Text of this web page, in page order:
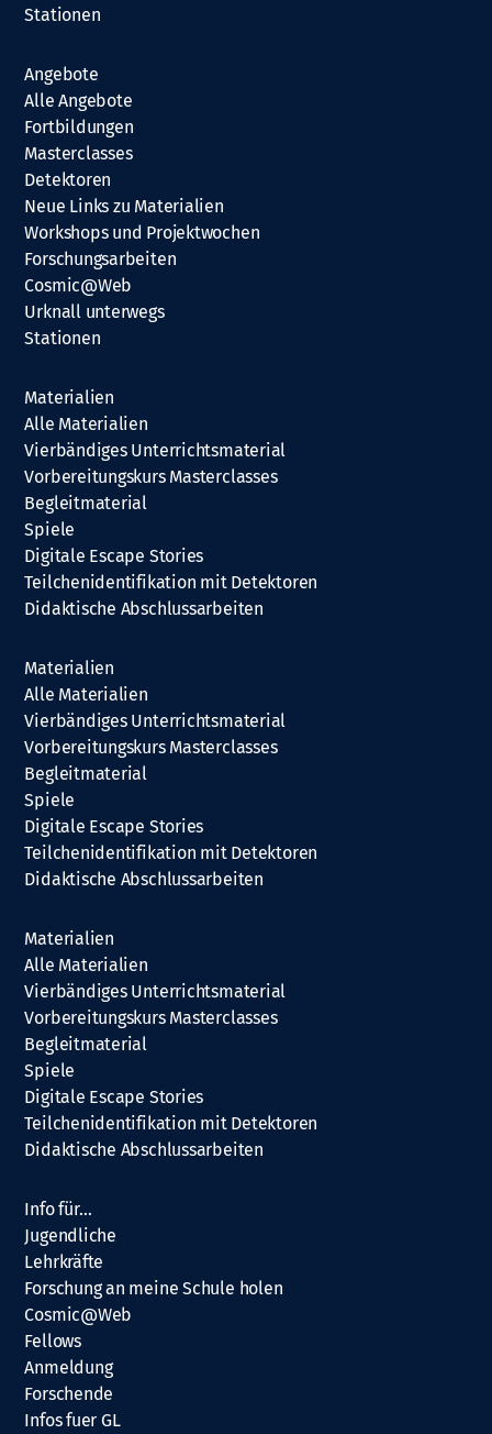
Stationen
Angebote
Alle Angebote
Fortbildungen
Masterclasses
Detektoren
Neue Links zu Materialien
Workshops und Projektwochen
Forschungsarbeiten
Cosmic@Web
Urknall unterwegs
Stationen
Materialien
Alle Materialien
Vierbändiges Unterrichtsmaterial
Vorbereitungskurs Masterclasses
Begleitmaterial
Spiele
Digitale Escape Stories
Teilchenidentifikation mit Detektoren
Didaktische Abschlussarbeiten
Materialien
Alle Materialien
Vierbändiges Unterrichtsmaterial
Vorbereitungskurs Masterclasses
Begleitmaterial
Spiele
Digitale Escape Stories
Teilchenidentifikation mit Detektoren
Didaktische Abschlussarbeiten
Materialien
Alle Materialien
Vierbändiges Unterrichtsmaterial
Vorbereitungskurs Masterclasses
Begleitmaterial
Spiele
Digitale Escape Stories
Teilchenidentifikation mit Detektoren
Didaktische Abschlussarbeiten
Info für…
Jugendliche
Lehrkräfte
Forschung an meine Schule holen
Cosmic@Web
Fellows
Anmeldung
Forschende
Infos fuer GL